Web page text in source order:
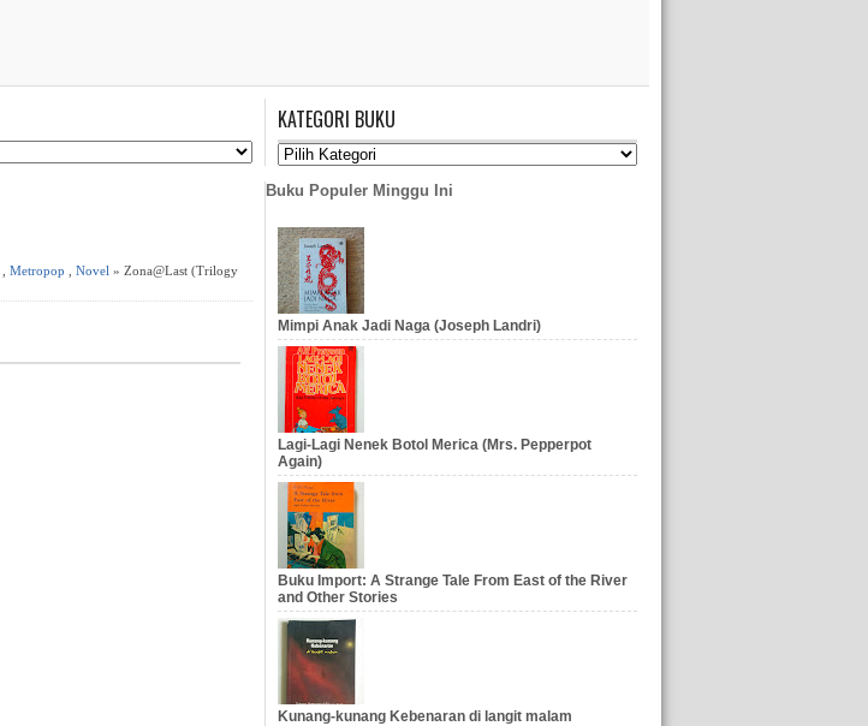
Metropop Novel » Zona@Last (Trilogy
KATEGORI BUKU
Buku Populer Minggu Ini
Mimpi Anak Jadi Naga (Joseph Landri)
Lagi-Lagi Nenek Botol Merica (Mrs. Pepperpot
Again)
Buku Import: A Strange Tale From East of the River
and Other Stories
Kunang-kunang Kebenaran di langit malam